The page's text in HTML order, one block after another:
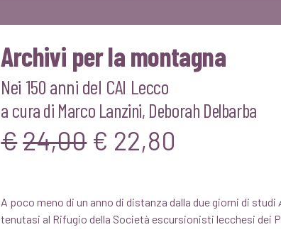
Archivi per la montagna
Nei 150 anni del CAI Lecco
a cura di Marco Lanzini, Deborah Delbarba
€24,00 Il
originale
€ 22,80
attuale
A poco meno di un anno di distanza dalla due giorni di studi
tenutasi al Rifugio della Società escursionisti lecchesi dei